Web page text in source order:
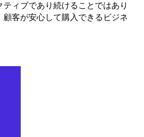
ィブであり続けることではあり
顧客が安心して購入できるビジネ